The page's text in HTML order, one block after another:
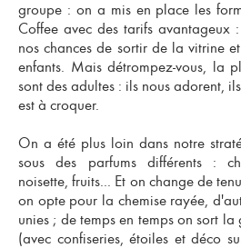
groupe : on a mis en place les
Coffee avec des tarifs avantageux
nos chances de sortir de la vitrine
enfants. Mais détrompez-vous, la
sont des adultes : ils nous adorent,
est à croquer.
On a été plus loin dans notre
sous des parfums différents :
noisette, fruits... Et on change de
on opte pour la chemise rayée,
unies ; de temps en temps on sort
(avec confiseries, étoiles et déco